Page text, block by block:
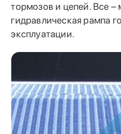
тормозов и цепей. Все –
гидравлическая рампа
эксплуатации.